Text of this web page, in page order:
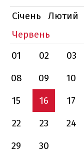
Січень
Лютий
Червень
01
02 03
08
09 10
15
16 17
22
23 24
29
30